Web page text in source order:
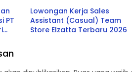
PT
Lowongan Kerja Sales
Assistant (Casual) Team
Store Elzatta Terbaru 2026